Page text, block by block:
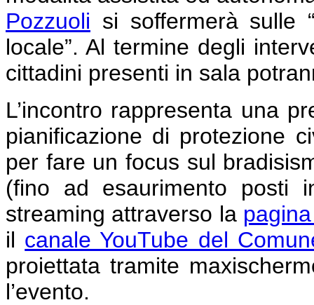
Pozzuoli si soffermerà sulle
locale”. Al termine degli
cittadini presenti in sala
L’incontro rappresenta una
pianificazione di protezione
per fare un focus sul
(fino ad esaurimento posti
streaming attraverso la
il canale YouTube del
proiettata tramite
l’evento.